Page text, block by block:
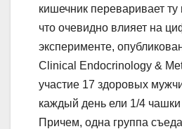
кишечник переваривает
что очевидно влияет на
эксперименте,
Clinical Endocrinology &
участие 17 здоровых
каждый день ели 1/4
Причем, одна группа